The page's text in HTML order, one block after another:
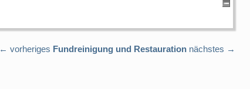
← vorheriges Fundreinigung und Restauration nächstes →